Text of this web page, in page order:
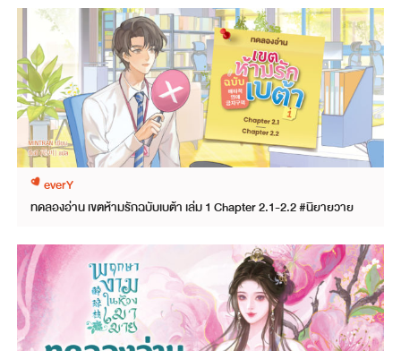
everY
ทดลองอ่าน เขตห้ามรักฉบับเบต้า เล่ม 1 Chapter 2.1-2.2 #นิยายวาย